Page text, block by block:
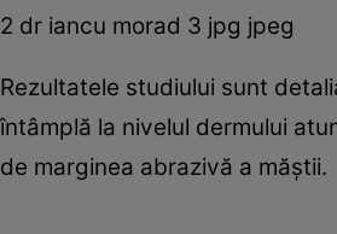
2 dr iancu morad 3 jpg jpeg
Rezultatele studiului sunt
întâmplă la nivelul dermului
de marginea abrazivă a măştii.